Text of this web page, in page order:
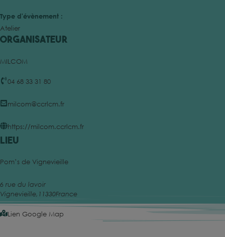
Type d'évènement :
Atelier
Organisateur
MILCOM
04 68 33 31 80
milcom@ccrlcm.fr
https://milcom.ccrlcm.fr
Lieu
Pom’s de Vignevieille
6 rue du lavoir
Vignevieille, 11330France
Lien Google Map